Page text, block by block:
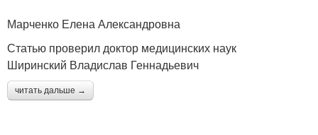
Марченко Елена Александровна
Статью проверил доктор медицинских наук
Ширинский Владислав Геннадьевич
читать дальше →